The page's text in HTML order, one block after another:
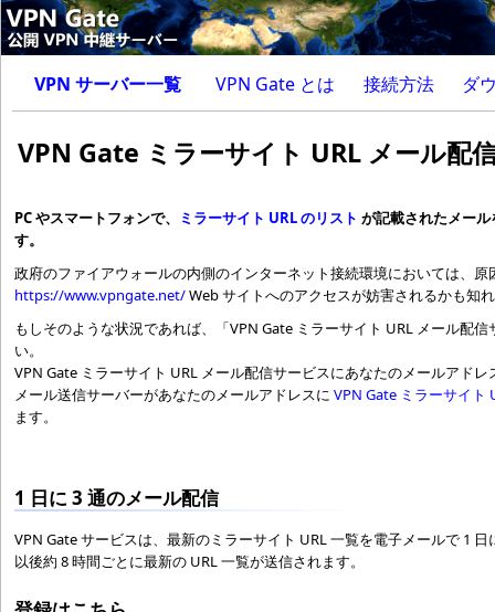
VPN サーバー一覧 VPN Gate とは 接続方法 ダ
VPN Gate ミラーサイト URL メール配
PC やスマートフォンで、 ミラーサイト URL のリスト が記載されたメー
す。
政府のファイアウォールの内側のインターネット接続環境においては、原
https://www.vpngate.net/Web サイトへのアクセスが妨害されるかも知
もしそのような状況であれば、「VPN Gate ミラーサイト URL メール配
い。
VPN Gate ミラーサイト URL メール配信サービスにあなたのメールアド
メール送信サーバーがあなたのメールアドレスに VPN Gate ミラーサイト
ます。
1 日に 3 通のメール配信
VPN Gate サービスは、最新のミラーサイト URL 一覧を電子メールで 1
以後約 8 時間ごとに最新の URL 一覧が送信されます。